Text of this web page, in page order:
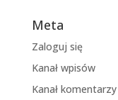
Meta
Zaloguj się
Kanał wpisów
Kanał komentarzy